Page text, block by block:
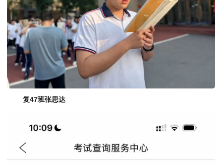
复47班张思达